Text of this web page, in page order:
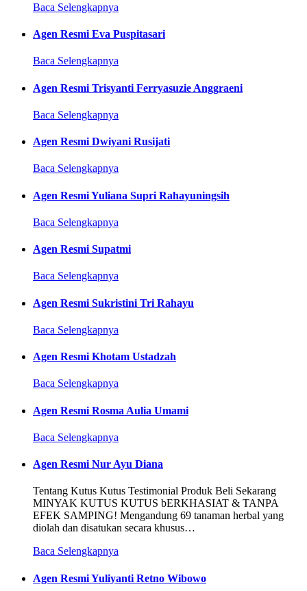
Baca Selengkapnya
Agen Resmi Eva Puspitasari
Baca Selengkapnya
Agen Resmi Trisyanti Ferryasuzie Anggraeni
Baca Selengkapnya
Agen Resmi Dwiyani Rusijati
Baca Selengkapnya
Agen Resmi Yuliana Supri Rahayuningsih
Baca Selengkapnya
Agen Resmi Supatmi
Baca Selengkapnya
Agen Resmi Sukristini Tri Rahayu
Baca Selengkapnya
Agen Resmi Khotam Ustadzah
Baca Selengkapnya
Agen Resmi Rosma Aulia Umami
Baca Selengkapnya
Agen Resmi Nur Ayu Diana
Tentang Kutus Kutus Testimonial Produk Beli Sekarang
MINYAK KUTUS KUTUS bERKHASIAT & TANPA
EFEK SAMPING! Mengandung 69 tanaman herbal yang
diolah dan disatukan secara khusus…
Baca Selengkapnya
Agen Resmi Yuliyanti Retno Wibowo